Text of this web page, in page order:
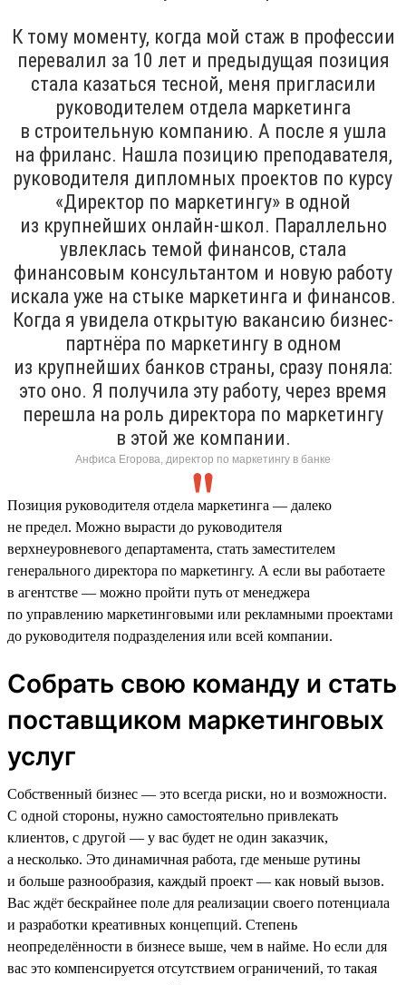
К тому моменту, когда мой стаж в профессии
перевалил за 10 лет и предыдущая позиция
стала казаться тесной, меня пригласили
руководителем отдела маркетинга
в строительную компанию. А после я ушла
на фриланс. Нашла позицию преподавателя,
руководителя дипломных проектов по курсу
«Директор по маркетингу» в одной
из крупнейших онлайн-школ. Параллельно
увлеклась темой финансов, стала
финансовым консультантом и новую работу
искала уже на стыке маркетинга и финансов.
Когда я увидела открытую вакансию бизнес-
партнёра по маркетингу в одном
из крупнейших банков страны, сразу поняла:
это оно. Я получила эту работу, через время
перешла на роль директора по маркетингу
в этой же компании.
Анфиса Егорова, директор по маркетингу в банке
Позиция руководителя отдела маркетинга — далеко
не предел. Можно вырасти до руководителя
верхнеуровневого департамента, стать заместителем
генерального директора по маркетингу. А если вы работаете
в агентстве — можно пройти путь от менеджера
по управлению маркетинговыми или рекламными проектами
до руководителя подразделения или всей компании.
Собрать свою команду и стать
поставщиком маркетинговых
услуг
Собственный бизнес — это всегда риски, но и возможности.
С одной стороны, нужно самостоятельно привлекать
клиентов, с другой — у вас будет не один заказчик,
а несколько. Это динамичная работа, где меньше рутины
и больше разнообразия, каждый проект — как новый вызов.
Вас ждёт бескрайнее поле для реализации своего потенциала
и разработки креативных концепций. Степень
неопределённости в бизнесе выше, чем в найме. Но если для
вас это компенсируется отсутствием ограничений, то такая